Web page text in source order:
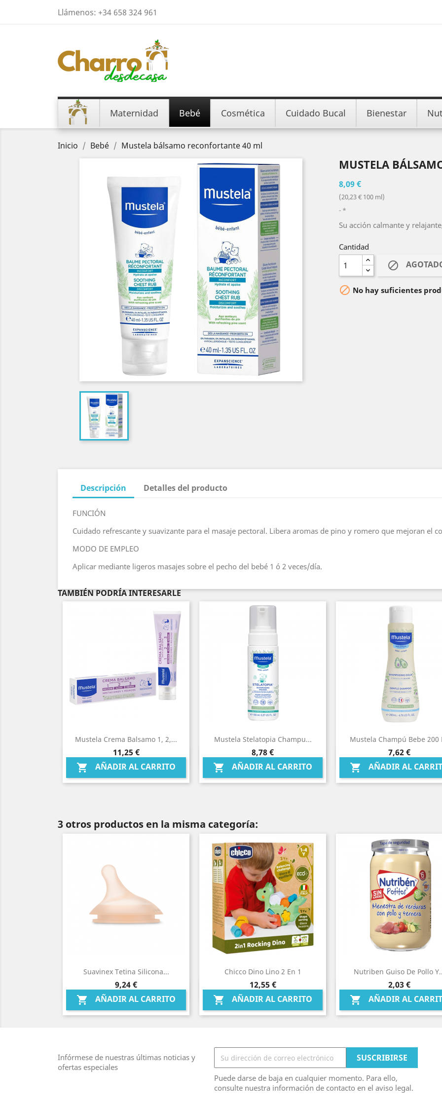
Llámenos: +34 658 324 961
Maternidad Bebé Cosmética Cuidado Bucal Bienestar
Inicio Bebé Mustela bálsamo reconfortante 40 ml
MUSTELA
8,09 €
(20,23 € 100 ml)
*
Su acción calmante y
Cantidad

 No hay suficientes
Descripción Detalles del producto
FUNCIÓN
Cuidado refrescante y suavizante para el masaje pectoral. Libera aromas de pino y romero que mejoran el
MODO DE EMPLEO
Aplicar mediante ligeros masajes sobre el pecho del bebé 1 ó 2 veces/día.
TAMBIÉN PODRÍA INTERESARLE
Mustela Crema Balsamo 1, 2,...
Precio
11,25 €
 AÑADIR AL CARRITO
Vista rápida
Mustela Stelatopia Champu...
Precio
8,78 €
 AÑADIR AL CARRITO
Vista rápida
Mustela Champú Bebe 200
Precio
7,62 €
 AÑADIR AL
Vista rápida
3 otros productos en la misma categoría:
Suavinex Tetina Silicona...
Precio
9,24 €
 AÑADIR AL CARRITO
Vista rápida
Chicco Dino Lino 2 En 1
Precio
12,55 €
 AÑADIR AL CARRITO
Vista rápida
Nutriben Guiso De Pollo
Precio
2,03 €
 AÑADIR AL
Vista rápida
Infórmese de nuestras últimas noticias y
ofertas especiales
Puede darse de baja en cualquier momento. Para ello,
consulte nuestra información de contacto en el aviso legal.